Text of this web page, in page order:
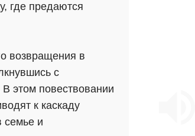
где предаются
возвращения в
с
этом повествовании
к каскаду
семье и